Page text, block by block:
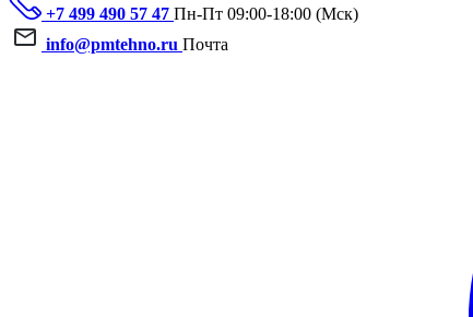
+7 499 490 57 47 Пн-Пт 09:00-18:00 (Мск)
info@pmtehno.ru Почта